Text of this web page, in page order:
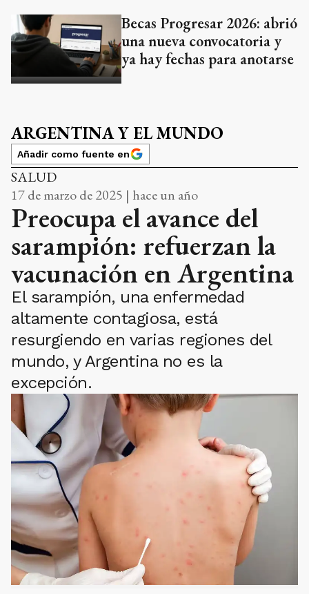
Becas Progresar 2026: abrió
una nueva convocatoria y
ya hay fechas para anotarse
ARGENTINA Y EL MUNDO
Añadir como fuente en
SALUD
17 de marzo de 2025 | hace un año
Preocupa el avance del
sarampión: refuerzan la
vacunación en Argentina
El sarampión, una enfermedad
altamente contagiosa, está
resurgiendo en varias regiones del
mundo, y Argentina no es la
excepción.